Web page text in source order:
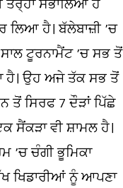
ਤਰ੍ਹਾਂ ਸੰਭਾਲਿਆ ਹੈ
ਲਿਆ ਹੈ। ਬੱਲੇਬਾਜ਼ੀ ’ਚ
ਟੂਰਨਾਮੈਂਟ ’ਚ ਸਭ ਤੋਂ
ਹੈ। ਉਹ ਅਜੇ ਤੱਕ ਸਭ ਤੋਂ
ਤੋਂ ਸਿਰਫ 7 ਦੌੜਾਂ ਪਿੱਛੇ
ਸੈਂਕੜਾ ਵੀ ਸ਼ਾਮਲ ਹੈ।
’ਚ ਚੰਗੀ ਭੂਮਿਕਾ
ਖਿਡਾਰੀਆਂ ਨੂੰ ਆਪਣਾ